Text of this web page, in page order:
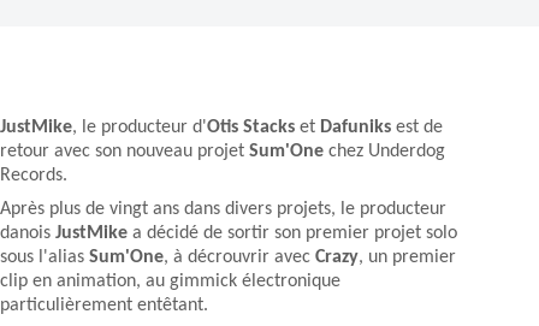
JustMike, le producteur d'Otis Stacks et Dafuniks est de
retour avec son nouveau projet Sum'One chez Underdog
Records.
Après plus de vingt ans dans divers projets, le producteur
danois JustMike a décidé de sortir son premier projet solo
sous l'alias Sum'One, à décrouvrir avec Crazy, un premier
clip en animation, au gimmick électronique
particulièrement entêtant.